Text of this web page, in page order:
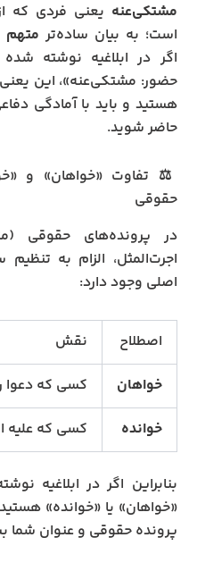
مشتکی‌عنه یعنی فردی که
است؛ به بیان ساده‌تر متهم
اگر در ابلاغیه نوشته
حضور: مشتکی‌عنه»، این
هستید و باید با آمادگی
حاضر شوید.
⚖️ تفاوت «خواهان» و
حقوقی
در پرونده‌های حقوقی
اجرت‌المثل، الزام به
اصلی وجود دارد:
اصطلاح
نقش
خواهان
کسی که دعوا
خوانده
کسی که علیه
بنابراین اگر در ابلاغیه
«خواهان» یا «خوانده»
پرونده حقوقی و عنوان شما